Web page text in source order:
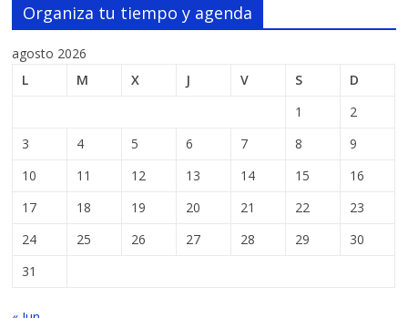
Organiza tu tiempo y agenda
agosto 2026
L
M X J V S
D
1
2
3
4 5 6 7 8
9
10
11 12 13 14 15
16
17
18 19 20 21 22
23
24
25 26 27 28 29
30
31